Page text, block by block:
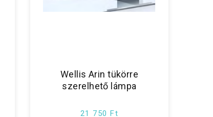
Wellis Arin tükörre
szerelhető lámpa
21 750 Ft